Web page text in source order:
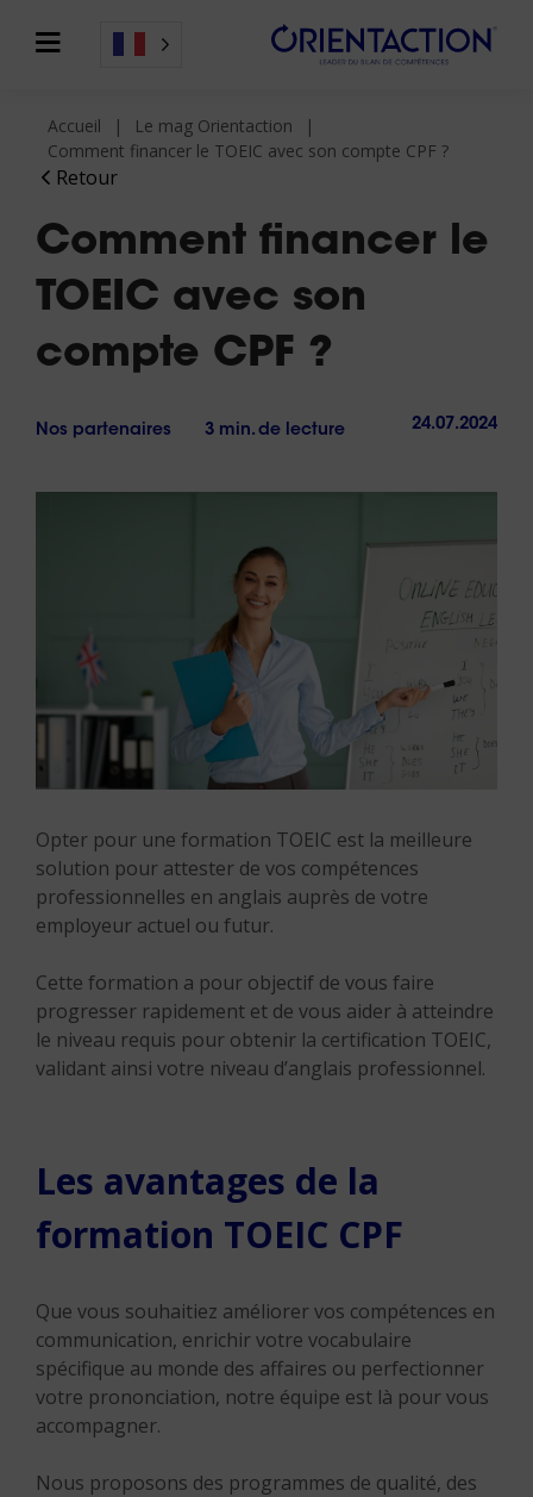
Retour
Accueil
Le mag Orientaction
Comment financer le TOEIC avec son compte CPF ?
Comment financer le
TOEIC avec son
compte CPF ?
Nos partenaires 3 min. de lecture 24.07.2024
Opter pour une formation TOEIC est la meilleure
solution pour attester de vos compétences
professionnelles en anglais auprès de votre
employeur actuel ou futur.
Cette formation a pour objectif de vous faire
progresser rapidement et de vous aider à atteindre
le niveau requis pour obtenir la certification TOEIC,
validant ainsi votre niveau d’anglais professionnel.
Les avantages de la
formation TOEIC CPF
Que vous souhaitiez améliorer vos compétences en
communication, enrichir votre vocabulaire
spécifique au monde des affaires ou perfectionner
votre prononciation, notre équipe est là pour vous
accompagner.
Nous proposons des programmes de qualité, des